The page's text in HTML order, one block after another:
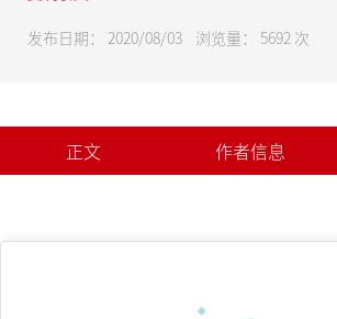
发布日期： 2020/08/03 浏览量： 5692 次
正文 作者信息